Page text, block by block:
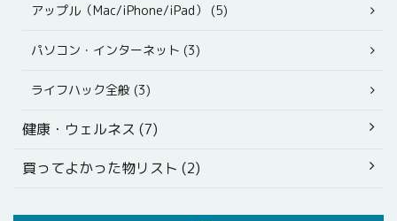
アップル（Mac/iPhone/iPad） (5)
パソコン・インターネット (3)
ライフハック全般 (3)
健康・ウェルネス (7)
買ってよかった物リスト (2)